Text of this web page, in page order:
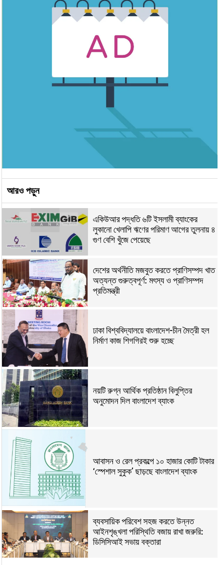
আরও পড়ুন
একিউআর পদ্ধতি ৬টি ইসলামী ব্যাংকের
লুকানো খেলাপি ঋণের পরিমাণ আগের তুলনায় ৪
গুণ বেশি খুঁজে পেয়েছে
দেশের অর্থনীতি মজবুত করতে প্রাণিসম্পদ খাত
অত্যন্ত গুরুত্বপূর্ণ: মৎস্য ও প্রাণিসম্পদ
প্রতিমন্ত্রী
ঢাকা বিশ্ববিদ্যালয়ে বাংলাদেশ-চীন মৈত্রী হল
নির্মাণ কাজ শিগগিরই শুরু হচ্ছে
নয়টি রুগ্ন আর্থিক প্রতিষ্ঠান বিলুপ্তির
অনুমোদন দিল বাংলাদেশ ব্যাংক
আবাসন ও রেল প্রকল্পে ১০ হাজার কোটি টাকার
‘স্পেশাল সুকুক’ ছাড়ছে বাংলাদেশ ব্যাংক
ব্যবসায়িক পরিবেশ সহজ করতে উন্নত
আইনশৃঙ্খলা পরিস্থিতি বজায় রাখা জরুরি:
ডিসিসিআই সভায় বক্তারা